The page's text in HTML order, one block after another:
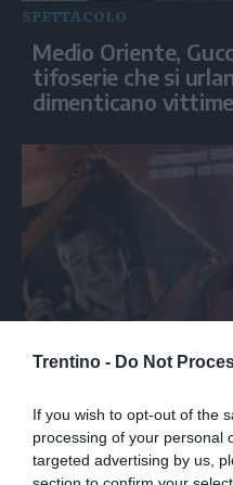
Trentino - Do Not
If you wish to opt-out of the
processing of your personal
targeted advertising by us,
SPETTACOLO
Medio Oriente,
tifoserie che si
dimenticano
Francesco Guccini
da osteria